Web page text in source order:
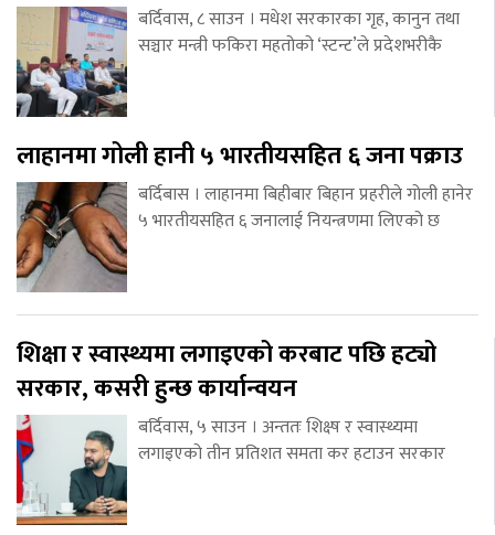
बर्दिवास, ८ साउन । मधेश सरकारका गृह, कानुन तथा
सञ्चार मन्त्री फकिरा महतोको ‘स्टन्ट’ले प्रदेशभरीकै
लाहानमा गोली हानी ५ भारतीयसहित ६ जना पक्राउ
बर्दिबास । लाहानमा बिहीबार बिहान प्रहरीले गोली हानेर
५ भारतीयसहित ६ जनालाई नियन्त्रणमा लिएको छ
शिक्षा र स्वास्थ्यमा लगाइएको करबाट पछि हट्यो
सरकार, कसरी हुन्छ कार्यान्वयन
बर्दिवास, ५ साउन । अन्ततः शिक्ष्ष र स्वास्थ्यमा
लगाइएको तीन प्रतिशत समता कर हटाउन सरकार